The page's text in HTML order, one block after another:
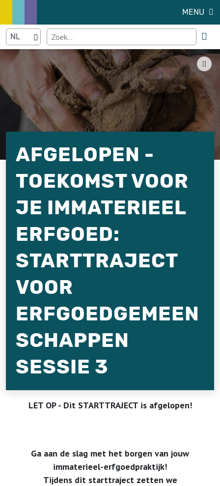
MENU
AFGELOPEN -
TOEKOMST VOOR
JE IMMATERIEEL
ERFGOED:
STARTTRAJECT
VOOR
ERFGOEDGEMEEN
SCHAPPEN
SESSIE 3
LET OP - Dit STARTTRAJECT is afgelopen!
Ga aan de slag met het borgen van jouw
immaterieel-erfgoedpraktijk!
Tijdens dit starttraject zetten we